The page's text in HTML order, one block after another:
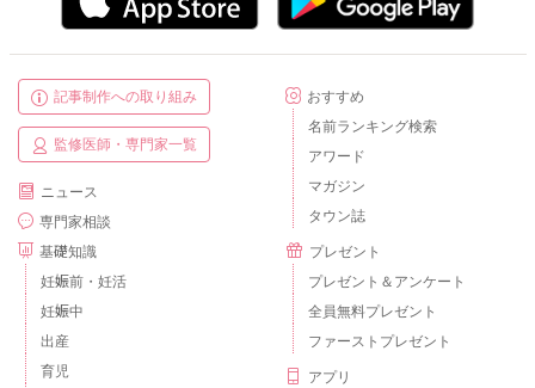
記事制作への取り組み
監修医師・専門家一覧
ニュース
専門家相談
基礎知識
妊娠前・妊活
妊娠中
出産
育児
おすすめ
名前ランキング検索
アワード
マガジン
タウン誌
プレゼント
プレゼント＆アンケート
全員無料プレゼント
ファーストプレゼント
アプリ